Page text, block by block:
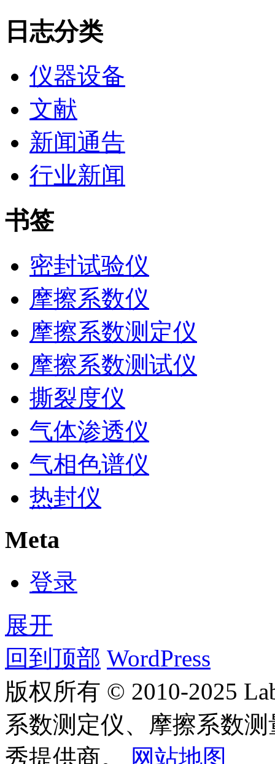
日志分类
仪器设备
文献
新闻通告
行业新闻
书签
密封试验仪
摩擦系数仪
摩擦系数测定仪
摩擦系数测试仪
撕裂度仪
气体渗透仪
气相色谱仪
热封仪
Meta
登录
展开
回到顶部 WordPress
版权所有 © 2010-2025
系数测定仪、摩擦系数
秀提供商。
网站地图